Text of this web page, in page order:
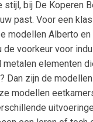
stijl, bij De Koperen
past. Voor een
modellen Alberto en
de voorkeur voor
elementen
Dan zijn de
modellen